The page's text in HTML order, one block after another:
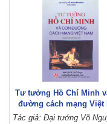
Tư tưởng Hồ Chí Minh
đường cách mạng Việt